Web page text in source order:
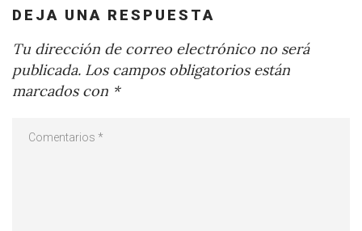
DEJA UNA RESPUESTA
Tu dirección de correo electrónico no será
publicada. Los campos obligatorios están
marcados con *